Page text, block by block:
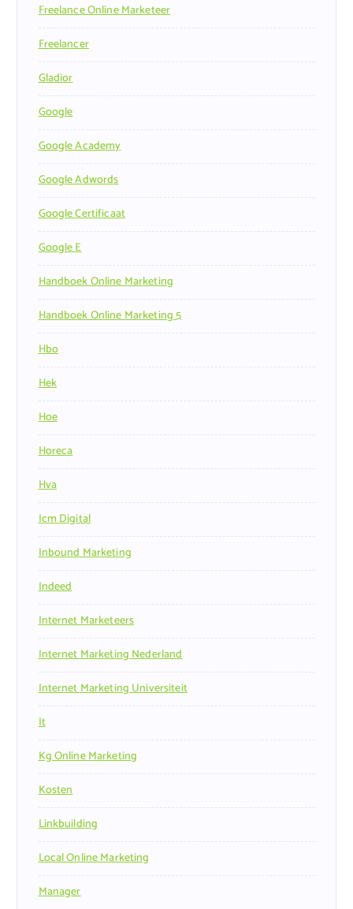
Freelance Online Marketeer
Freelancer
Gladior
Google
Google Academy
Google Adwords
Google Certificaat
Google E
Handboek Online Marketing
Handboek Online Marketing 5
Hbo
Hek
Hoe
Horeca
Hva
Icm Digital
Inbound Marketing
Indeed
Internet Marketeers
Internet Marketing Nederland
Internet Marketing Universiteit
It
Kg Online Marketing
Kosten
Linkbuilding
Local Online Marketing
Manager